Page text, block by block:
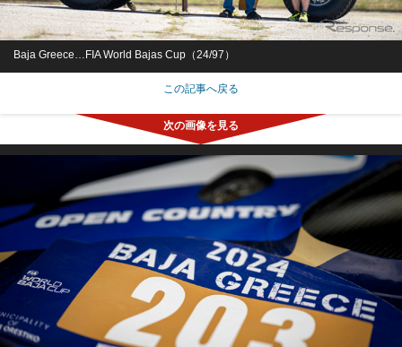
Baja Greece…FIA World Bajas Cup（24/97）
この記事へ戻る